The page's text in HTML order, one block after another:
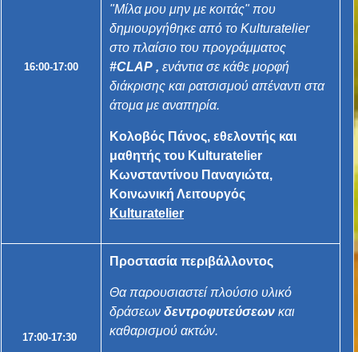
16:00-17:00
"Μίλα μου μην με κοιτάς" που
δημιουργήθηκε από το Kulturatelier
στο πλαίσιο του προγράμματος
#CLAP , ενάντια σε κάθε μορφή
διάκρισης και ρατσισμού απέναντι στα
άτομα με αναπηρία.
Κολοβός Πάνος, εθελοντής και
μαθητής του Kulturatelier
Κωνσταντίνου Παναγιώτα,
Κοινωνική Λειτουργός
Kulturatelier
17:00-17:30
Προστασία περιβάλλοντος
Θα παρουσιαστεί πλούσιο υλικό
δράσεων δεντροφυτεύσεων και
καθαρισμού ακτών.